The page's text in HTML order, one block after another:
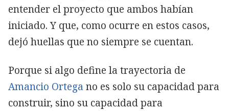
entender el proyecto que ambos habían
iniciado. Y que, como ocurre en estos casos,
dejó huellas que no siempre se cuentan.
Porque si algo define la trayectoria de
Amancio Ortega no es solo su capacidad para
construir, sino su capacidad para